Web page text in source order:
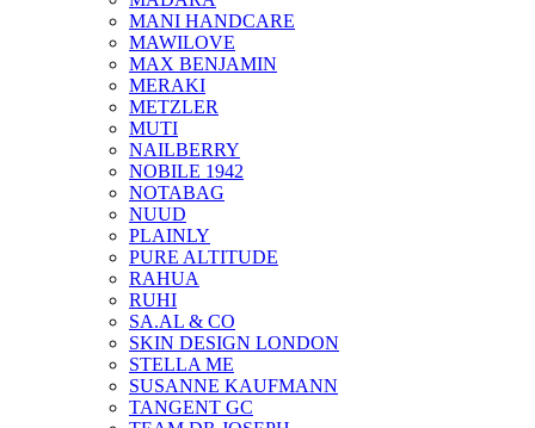
MANI HANDCARE
MAWILOVE
MAX BENJAMIN
MERAKI
METZLER
MUTI
NAILBERRY
NOBILE 1942
NOTABAG
NUUD
PLAINLY
PURE ALTITUDE
RAHUA
RUHI
SA.AL & CO
SKIN DESIGN LONDON
STELLA ME
SUSANNE KAUFMANN
TANGENT GC